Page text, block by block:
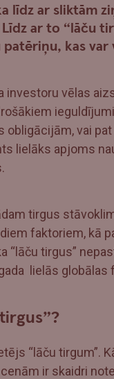
līdz ar sliktām
ar to “lāču
patēriņu, kas
investoru vēlas
obligācijām, vai
lielāks apjoms
tirgus
faktoriem, kā
“lāču tirgus”
lielās globālas
“lāču tirgum”.
ir skaidri